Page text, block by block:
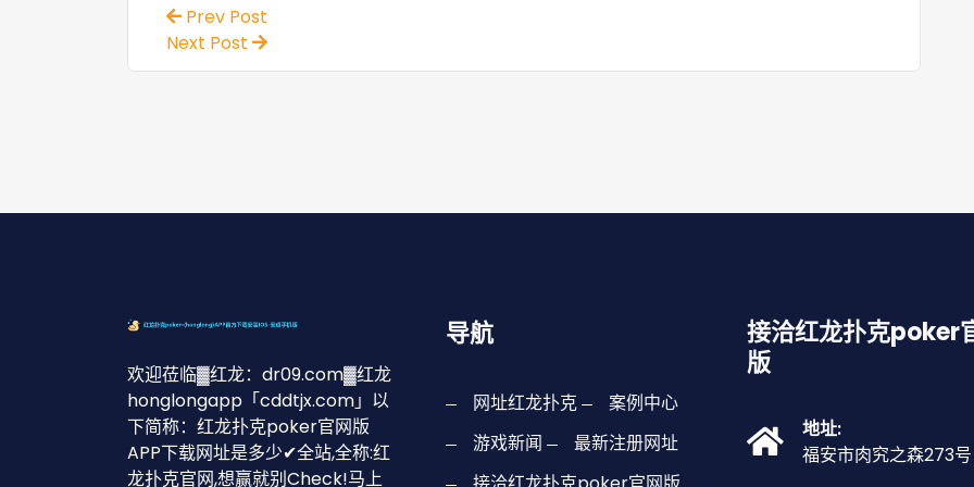
Prev Post
Next Post
欢迎莅临▓红龙：dr09.com▓红龙
honglongapp「cddtjx.com」以
下简称：红龙扑克poker官网版
APP下载网址是多少✔全站,全称:红
龙扑克官网,想赢就别Check!马上
导航
网址红龙扑克
案例中心
游戏新闻
最新注册网址
接洽红龙扑克poker
版
地址:
福安市肉究之森273号